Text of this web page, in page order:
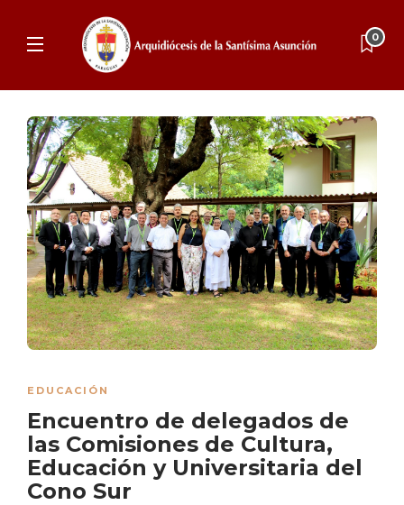
0
EDUCACIÓN
Encuentro de delegados de
las Comisiones de Cultura,
Educación y Universitaria del
Cono Sur